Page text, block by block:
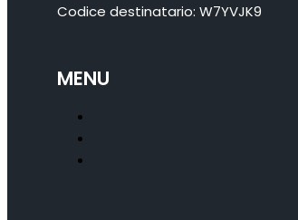
Codice destinatario: W7YVJK9
MENU